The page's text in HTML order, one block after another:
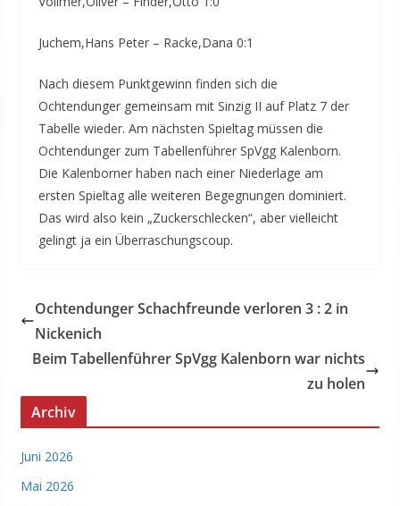
Juchem,Hans Peter – Racke,Dana 0:1
Nach diesem Punktgewinn finden sich die
Ochtendunger gemeinsam mit Sinzig II auf Platz 7 der
Tabelle wieder. Am nächsten Spieltag müssen die
Ochtendunger zum Tabellenführer SpVgg Kalenborn.
Die Kalenborner haben nach einer Niederlage am
ersten Spieltag alle weiteren Begegnungen dominiert.
Das wird also kein „Zuckerschlecken“, aber vielleicht
gelingt ja ein Überraschungscoup.
Ochtendunger Schachfreunde verloren 3 : 2 in
Nickenich
Beim Tabellenführer SpVgg Kalenborn war nichts
zu holen
Archiv
Juni 2026
Mai 2026